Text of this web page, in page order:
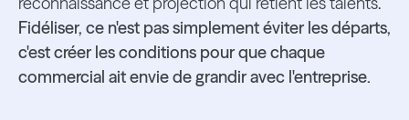
Fidéliser, ce n'est pas simplement éviter les départs,
c'est créer les conditions pour que chaque
commercial ait envie de grandir avec l'entreprise.